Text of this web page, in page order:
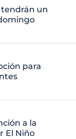
tendrán un
para
a la
El Niño